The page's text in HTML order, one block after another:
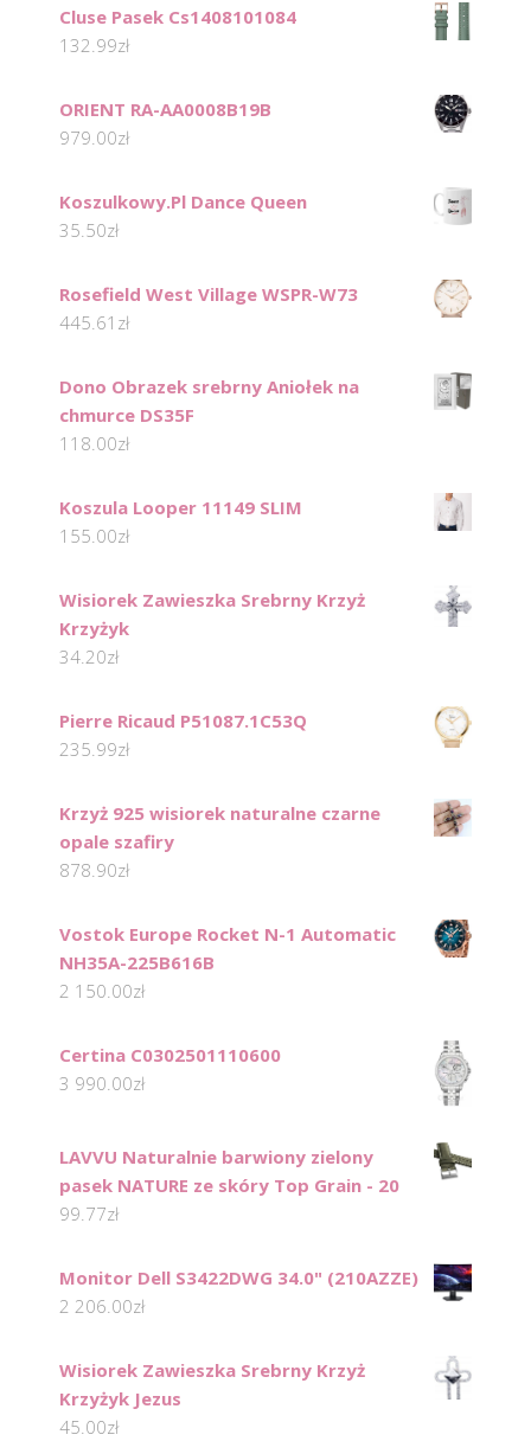
Cluse Pasek Cs1408101084
132.99zł
ORIENT RA-AA0008B19B
979.00zł
Koszulkowy.Pl Dance Queen
35.50zł
Rosefield West Village WSPR-W73
445.61 zł
Dono Obrazek srebrny Aniołek na
chmurce DS35F
118.00zł
Koszula Looper 11149 SLIM
155.00zł
Wisiorek Zawieszka Srebrny Krzyż
Krzyżyk
34.20zł
Pierre Ricaud P51087.1C53Q
235.99zł
Krzyż 925 wisiorek naturalne czarne
opale szafiry
878.90zł
Vostok Europe Rocket N-1 Automatic
NH35A-225B616B
2 150.00zł
Certina C0302501110600
3 990.00zł
LAVVU Naturalnie barwiony zielony
pasek NATURE ze skóry Top Grain - 20
99.77zł
Monitor Dell S3422DWG 34.0" (210AZZE)
2 206.00zł
Wisiorek Zawieszka Srebrny Krzyż
Krzyżyk Jezus
45.00zł